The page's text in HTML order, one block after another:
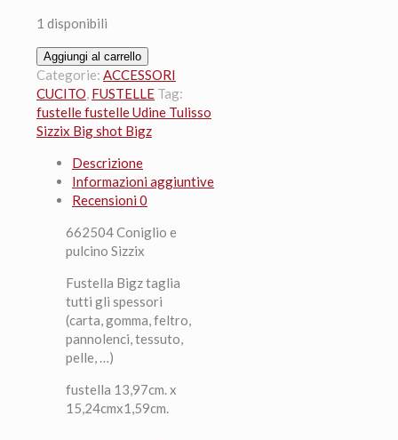
1 disponibili
662504
Coniglio
e
pulcino
Sizzix
Aggiungi al carrello
Categorie: ACCESSORI
CUCITO, FUSTELLE Tag:
fustelle fustelle Udine Tulisso
Sizzix Big shot Bigz
Descrizione
Informazioni aggiuntive
Recensioni 0
662504 Coniglio e
pulcino Sizzix
Fustella Bigz taglia
tutti gli spessori
(carta, gomma, feltro,
pannolenci, tessuto,
pelle, …)
fustella 13,97cm. x
15,24cmx1,59cm.